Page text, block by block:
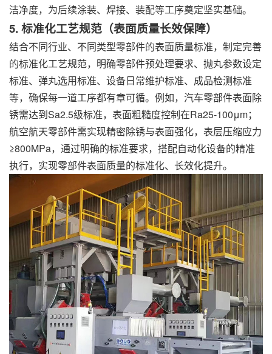
洁净度，为后续涂装、焊接、装配等工序奠定坚实基础。
5. 标准化工艺规范（表面质量长效保障）
结合不同行业、不同类型零部件的表面质量标准，制定完善
的标准化工艺规范，明确零部件预处理要求、抛丸参数设定
标准、弹丸选用标准、设备日常维护标准、成品检测标准
等，确保每一道工序都有章可循。例如，汽车零部件表面除
锈需达到Sa2.5级标准，表面粗糙度控制在Ra25-100μm；
航空航天零部件需实现精密除锈与表面强化，表层压缩应力
≥800MPa，通过明确的标准要求，搭配自动化设备的精准
执行，实现零部件表面质量的标准化、长效化提升。